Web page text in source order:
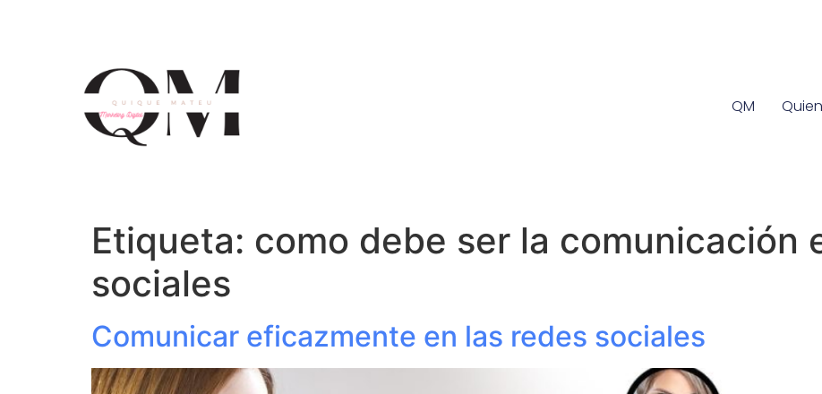
QM
Etiqueta: como debe ser la comunicación
sociales
Comunicar eficazmente en las redes sociales